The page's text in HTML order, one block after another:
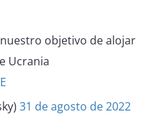
objetivo de alojar
Ucrania
31 de agosto de 2022